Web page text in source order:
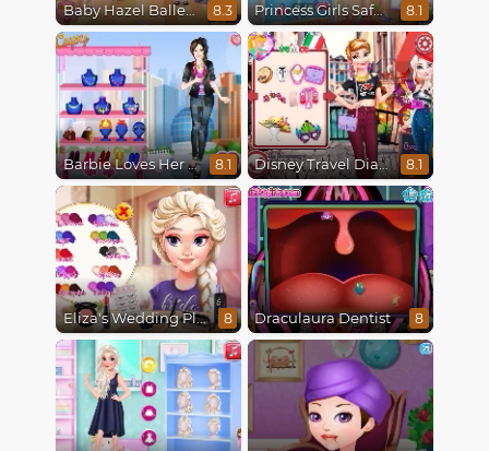
Baby Hazel Ballerina Dance 8.3 Princess Girls Safari Trip 8.1
Barbie Loves Her Job 8.1 Disney Travel Diaries: City Break 8.1
Eliza's Wedding Planner 8 Draculaura Dentist 8